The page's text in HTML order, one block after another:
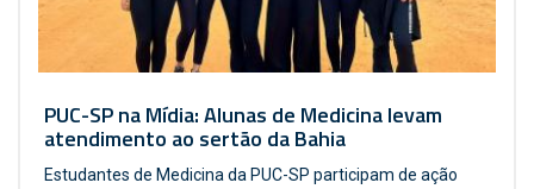
PUC-SP na Mídia: Alunas de Medicina levam
atendimento ao sertão da Bahia
Estudantes de Medicina da PUC-SP participam de ação